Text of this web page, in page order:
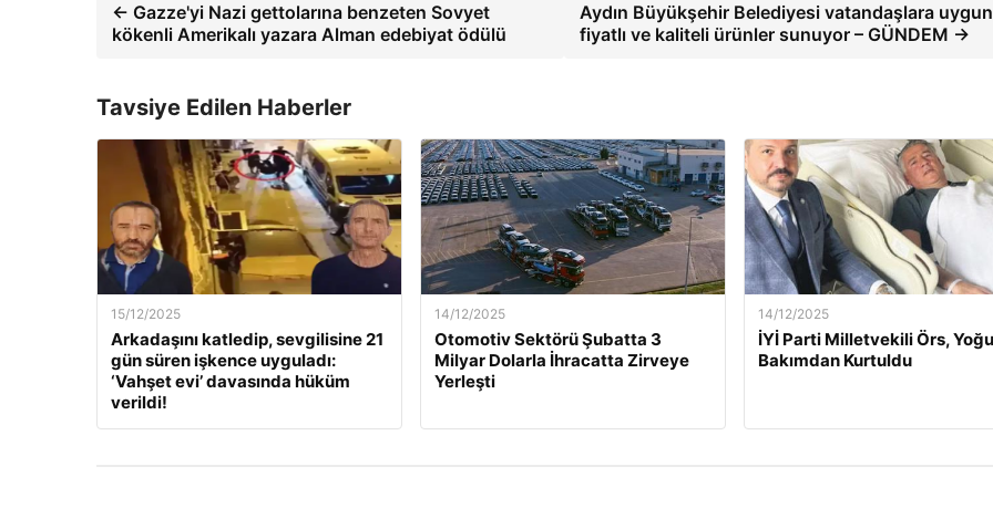
← Gazze'yi Nazi gettolarına benzeten Sovyet
kökenli Amerikalı yazara Alman edebiyat ödülü
Aydın Büyükşehir Belediyesi vatandaşlara uygun
fiyatlı ve kaliteli ürünler sunuyor – GÜNDEM →
Tavsiye Edilen Haberler
15/12/2025
Arkadaşını katledip, sevgilisine 21
gün süren işkence uyguladı:
‘Vahşet evi’ davasında hüküm
verildi!
14/12/2025
Otomotiv Sektörü Şubatta 3
Milyar Dolarla İhracatta Zirveye
Yerleşti
14/12/2025
İYİ Parti Milletvekili Örs,
Bakımdan Kurtuldu